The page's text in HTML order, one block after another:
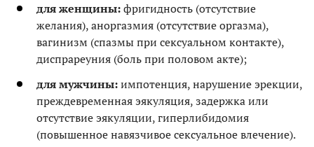
для женщины:фригидность (отсутствие
желания), аноргазмия (отсутствие оргазма),
вагинизм (спазмы при сексуальном контакте),
диспрареуния (боль при половом акте);
для мужчины:импотенция, нарушение эрекции,
преждевременная эякуляция, задержка или
отсутствие эякуляции, гиперлибидомия
(повышенное навязчивое сексуальное влечение).